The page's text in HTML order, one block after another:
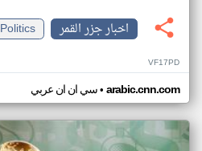
اخبار جزر القمر
Politics
VF17PD
سي ان ان عربي• arabic.cnn.com